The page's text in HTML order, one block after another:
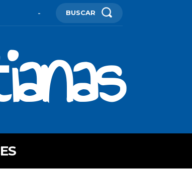
- BUSCAR